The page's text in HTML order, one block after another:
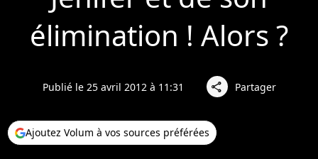
élimination ! Alors ?
Publié le 25 avril 2012 à 11:31 share Partager
Ajoutez Volum à vos sources préférées